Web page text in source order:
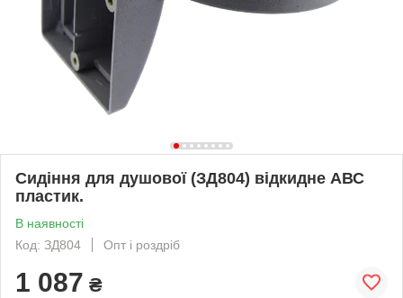
Сидіння для душової (ЗД804) відкидне АВС
пластик.
В наявності
Код: ЗД804
Опт і роздріб
1 087 ₴